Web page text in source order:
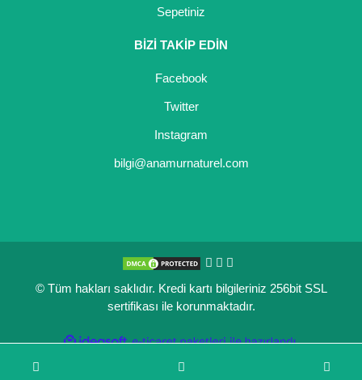
Sepetiniz
BİZİ TAKİP EDİN
Facebook
Twitter
Instagram
bilgi@anamurnaturel.com
© Tüm hakları saklıdır. Kredi kartı bilgileriniz 256bit SSL
sertifikası ile korunmaktadır.
ideasoft
e-
ile